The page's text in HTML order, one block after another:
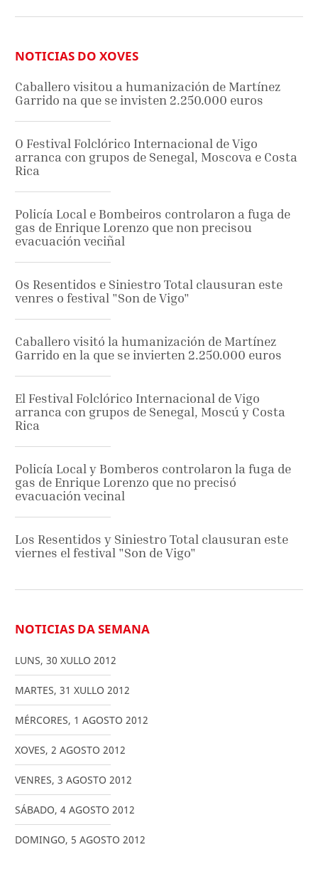
NOTICIAS DO XOVES
Caballero visitou a humanización de Martínez
Garrido na que se invisten 2.250.000 euros
O Festival Folclórico Internacional de Vigo
arranca con grupos de Senegal, Moscova e Costa
Rica
Policía Local e Bombeiros controlaron a fuga de
gas de Enrique Lorenzo que non precisou
evacuación veciñal
Os Resentidos e Siniestro Total clausuran este
venres o festival "Son de Vigo"
Caballero visitó la humanización de Martínez
Garrido en la que se invierten 2.250.000 euros
El Festival Folclórico Internacional de Vigo
arranca con grupos de Senegal, Moscú y Costa
Rica
Policía Local y Bomberos controlaron la fuga de
gas de Enrique Lorenzo que no precisó
evacuación vecinal
Los Resentidos y Siniestro Total clausuran este
viernes el festival "Son de Vigo"
NOTICIAS DA SEMANA
LUNS, 30 XULLO 2012
MARTES, 31 XULLO 2012
MÉRCORES, 1 AGOSTO 2012
XOVES, 2 AGOSTO 2012
VENRES, 3 AGOSTO 2012
SÁBADO, 4 AGOSTO 2012
DOMINGO, 5 AGOSTO 2012